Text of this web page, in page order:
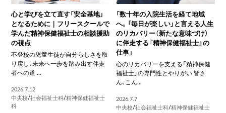
心と学びを立て直す「安全基地」
となるために｜フリースクールで
学んだ精神保健福祉士の相談援助
の視点
不登校の児童生徒が自分らしさを取
り戻し、未来へ一歩を踏み出す伴走
者への道 ...
2026.7.12
中央校/社会福祉士科/精神保健福祉士
科
「数十年の入院生活を経て地域
へ。「毎日が楽しい」と言える人生
のリカバリー（新たな意味づけ）
に伴走する『精神保健福祉士』の
仕事」
心のリカバリーを支える「精神保健
福祉士」の専門性とやりがい 皆さ
ん、こん...
2026.7.7
中央校/社会福祉士科/精神保健福祉士